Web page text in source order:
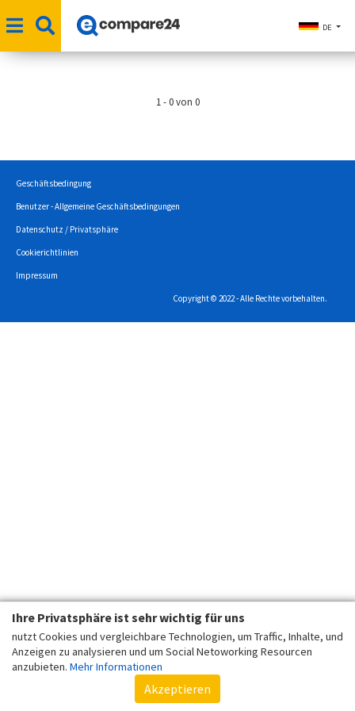
Ihre Privatsphäre ist sehr wichtig für uns
nutzt Cookies und vergleichbare Technologien, um Traffic, Inhalte, und
Anzeigen zu analysieren und um Social Netoworking Resourcen
anzubieten. Mehr Informationen
Akzeptieren
DE
1 - 0 von 0
Geschäftsbedingung
Benutzer - Allgemeine Geschäftsbedingungen
Datenschutz / Privatsphäre
Cookierichtlinien
Impressum
Copyright © 2022 - Alle Rechte vorbehalten.